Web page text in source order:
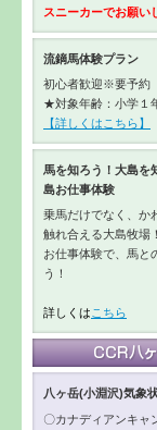
スニーカーでお願い
流鏑馬体験プラン
初心者歓迎※要予約
★対象年齢：小学１
【詳しくはこちら】
馬を知ろう！大島を
島お仕事体験
乗馬だけでなく、か
触れ合える大島牧場！
お仕事体験で、馬と
う！
詳しくは こちら
八ヶ岳(小淵沢)気象
〇カナディアンキャ